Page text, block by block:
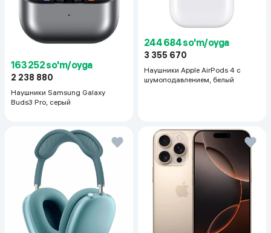
163 252 so'm/oyga
2 238 880
Наушники Samsung Galaxy
Buds3 Pro, серый
244 684 so'm/oyga
3 355 670
Наушники Apple AirPods 4 с
шумоподавлением, белый